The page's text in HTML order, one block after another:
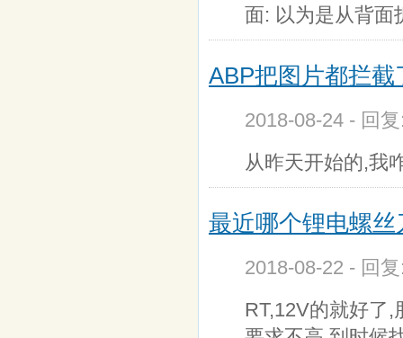
面: 以为是从背面
ABP把图片都拦
2018-08-24 - 回
从昨天开始的,我
最近哪个锂电螺丝
2018-08-22 - 回
RT,12V的就好了